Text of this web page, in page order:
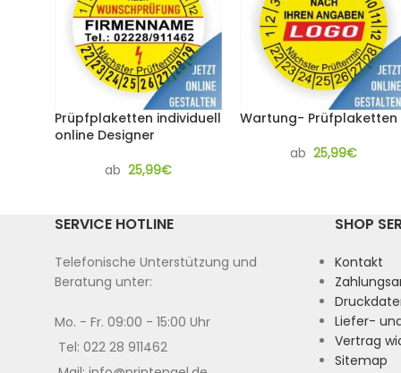
Prüpfplaketten individuell
online Designer
ab 25,99€
Wartung- Prüfplaketten
ab 25,99€
SERVICE HOTLINE
Telefonische Unterstützung und
Beratung unter:
Mo. - Fr. 09:00 - 15:00 Uhr
Tel: 022 28 911462
SHOP
Kontakt
Liefer-
Vertrag
Sitemap